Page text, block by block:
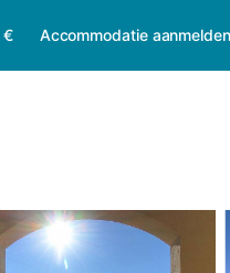
€ Accommodatie aanmelden